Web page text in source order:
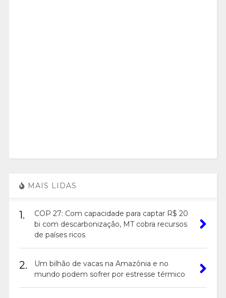
MAIS LIDAS
1.
COP 27: Com capacidade para captar R$ 20
bi com descarbonização, MT cobra recursos
de países ricos
2.
Um bilhão de vacas na Amazônia e no
mundo podem sofrer por estresse térmico